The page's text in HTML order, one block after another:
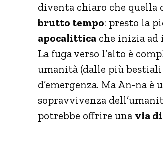
diventa chiaro che quella
brutto tempo: presto la
apocalittica che inizia ad
La fuga verso l’alto è
umanità (dalle più
d’emergenza. Ma An-na
sopravvivenza
potrebbe offrire una via